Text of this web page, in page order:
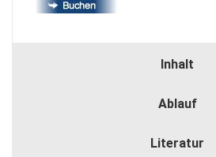
Inhalt
Ablauf
Literatur